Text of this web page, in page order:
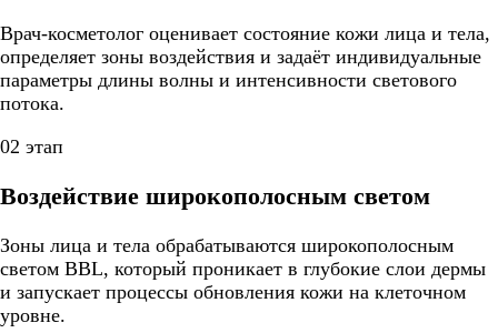
Врач-косметолог оценивает состояние кожи лица и тела,
определяет зоны воздействия и задаёт индивидуальные
параметры длины волны и интенсивности светового
потока.
02 этап
Воздействие широкополосным светом
Зоны лица и тела обрабатываются широкополосным
светом BBL, который проникает в глубокие слои дермы
и запускает процессы обновления кожи на клеточном
уровне.